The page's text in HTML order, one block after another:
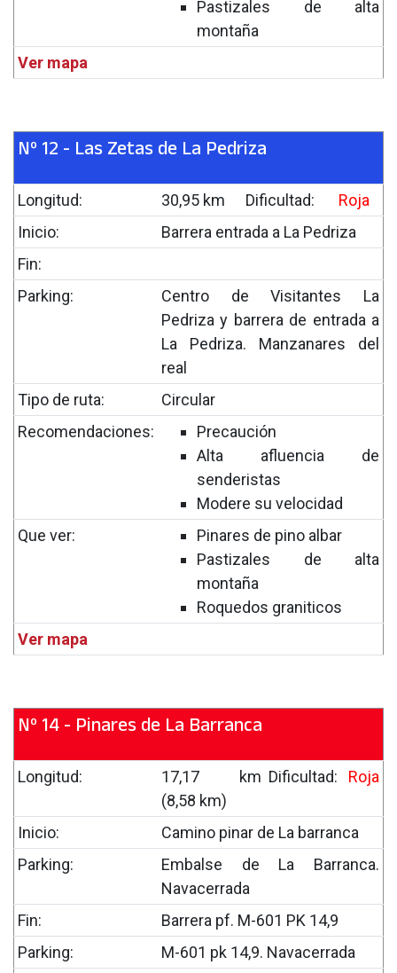
Pastizales de alta
montaña
Ver mapa
Nº 12 - Las Zetas de La Pedriza
Longitud: 30,95 km Dificultad:
Roja
Inicio:
Barrera entrada a La Pedriza
Fin:
Parking:
Centro de Visitantes La
Pedriza y barrera de entrada a
La Pedriza. Manzanares del
real
Tipo de ruta:
Circular
Recomendaciones:
Precaución
Alta afluencia de
senderistas
Modere su velocidad
Que ver:
Pinares de pino albar
Pastizales de alta
montaña
Roquedos graniticos
Ver mapa
Nº 14 - Pinares de La Barranca
Longitud:
17,17 km
(8,58 km)
Dificultad: Roja
Inicio:
Camino pinar de La barranca
Parking:
Embalse de La Barranca.
Navacerrada
Fin:
Barrera pf. M-601 PK 14,9
Parking:
M-601 pk 14,9. Navacerrada